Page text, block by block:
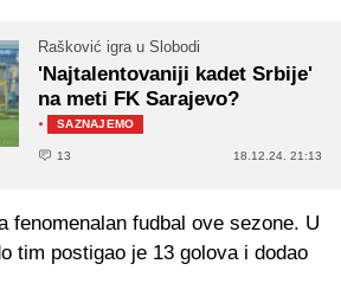
Rašković igra u Slobodi
'Najtalentovaniji kadet Srbije'
na meti FK Sarajevo?
· SAZNAJEMO
13 18.12.24. 21:13
fenomenalan fudbal ove sezone. U
tim postigao je 13 golova i dodao